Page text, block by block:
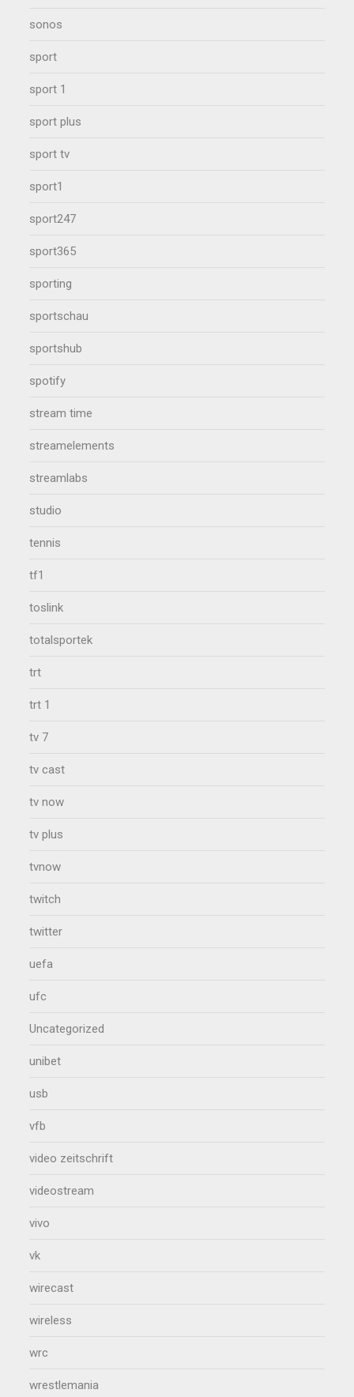
sonos
sport
sport 1
sport plus
sport tv
sport1
sport247
sport365
sporting
sportschau
sportshub
spotify
stream time
streamelements
streamlabs
studio
tennis
tf1
toslink
totalsportek
trt
trt 1
tv 7
tv cast
tv now
tv plus
tvnow
twitch
twitter
uefa
ufc
Uncategorized
unibet
usb
vfb
video zeitschrift
videostream
vivo
vk
wirecast
wireless
wrc
wrestlemania